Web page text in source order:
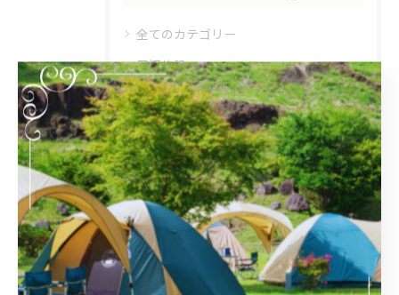
全てのカテゴリー
周辺施設
アフタヌーンティー
団体
大人数
初心者
最近の投稿
Recent